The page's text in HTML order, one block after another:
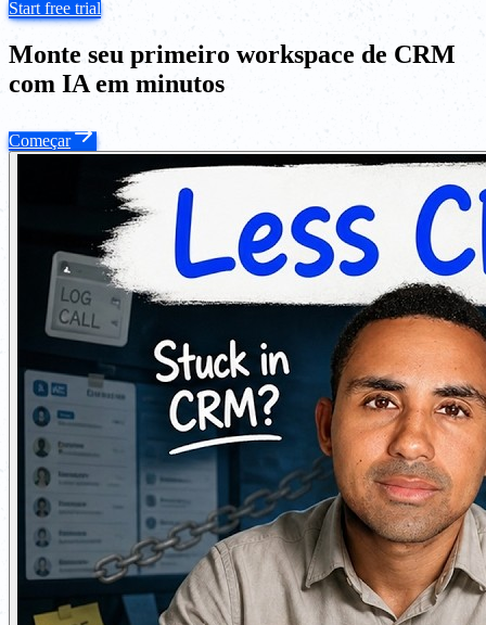
Start free trial
Monte seu primeiro workspace de CRM
com IA em minutos
Começar